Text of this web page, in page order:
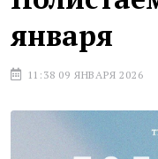
января
11:38 09 ЯНВАРЯ 2026